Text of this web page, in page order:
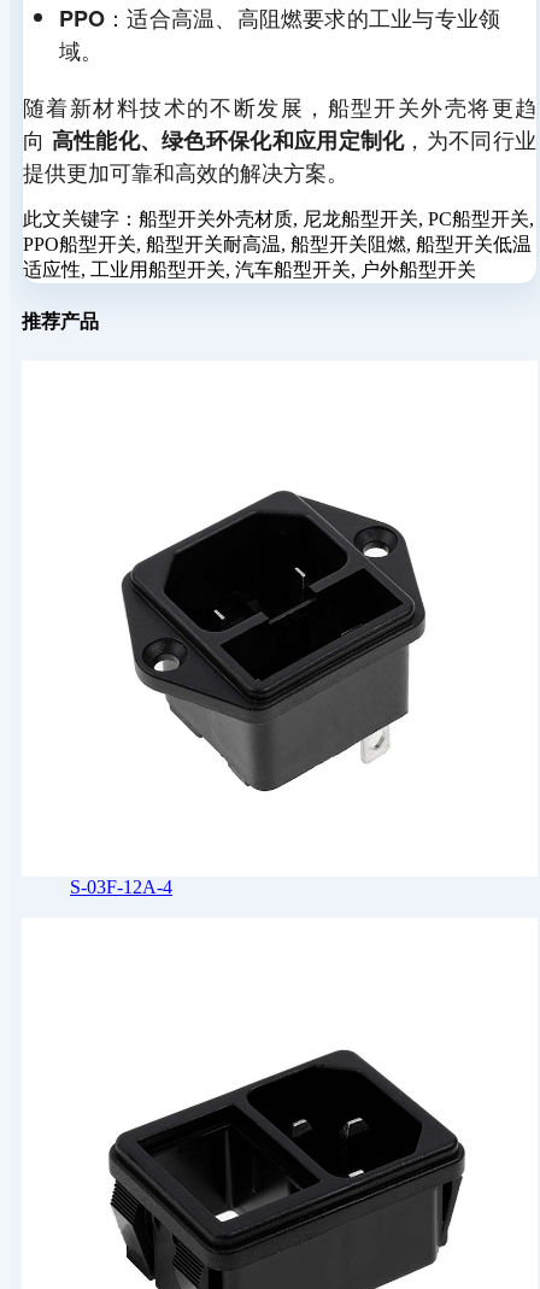
PPO ：适合高温、高阻燃要求的工业与专业领
域。
随着新材料技术的不断发展，船型开关外壳将更趋
向 高性能化、绿色环保化和应用定制化，为不同行业
提供更加可靠和高效的解决方案。
此文关键字： 船型开关外壳材质, 尼龙船型开关, PC船型开关,
PPO船型开关, 船型开关耐高温, 船型开关阻燃, 船型开关低温
适应性, 工业用船型开关, 汽车船型开关, 户外船型开关
推荐产品
S-03F-12A-4